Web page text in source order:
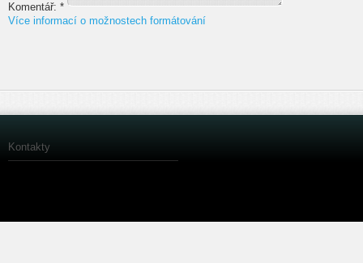
Komentář: *
Více informací o možnostech formátování
Kontakty